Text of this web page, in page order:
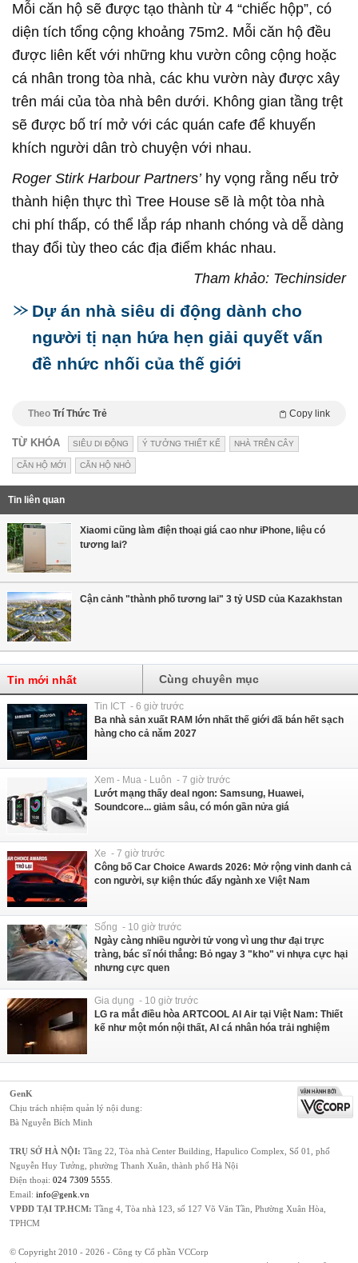
Mỗi căn hộ sẽ được tạo thành từ 4 “chiếc hộp”, có
diện tích tổng cộng khoảng 75m2. Mỗi căn hộ đều
được liên kết với những khu vườn công cộng hoặc
cá nhân trong tòa nhà, các khu vườn này được xây
trên mái của tòa nhà bên dưới. Không gian tầng trệt
sẽ được bố trí mở với các quán cafe để khuyến
khích người dân trò chuyện với nhau.
Roger Stirk Harbour Partners’hy vọng rằng nếu trở
thành hiện thực thì Tree House sẽ là một tòa nhà
chi phí thấp, có thể lắp ráp nhanh chóng và dễ dàng
thay đổi tùy theo các địa điểm khác nhau.
Tham khảo: Techinsider
Dự án nhà siêu di động dành cho
người tị nạn hứa hẹn giải quyết vấn
đề nhức nhối của thế giới
Theo Trí Thức Trẻ Copy link
TỪ KHÓA SIÊU DI ĐỘNG Ý TƯỞNG THIẾT KẾ NHÀ TRÊN CÂY
CĂN HỘ MỚI CĂN HỘ NHỎ
Tin liên quan
Xiaomi cũng làm điện thoại giá cao như iPhone, liệu có
tương lai?
Cận cảnh "thành phố tương lai" 3 tỷ USD của Kazakhstan
Tin mới nhất Cùng chuyên mục
Tin ICT - 6 giờ trước
Ba nhà sản xuất RAM lớn nhất thế giới đã bán hết sạch
hàng cho cả năm 2027
Xem - Mua - Luôn - 7 giờ trước
Lướt mạng thấy deal ngon: Samsung, Huawei,
Soundcore... giảm sâu, có món gần nửa giá
Xe - 7 giờ trước
Công bố Car Choice Awards 2026: Mở rộng vinh danh cả
con người, sự kiện thúc đẩy ngành xe Việt Nam
Sống - 10 giờ trước
Ngày càng nhiều người tử vong vì ung thư đại trực
tràng, bác sĩ nói thẳng: Bỏ ngay 3 "kho" vi nhựa cực hại
nhưng cực quen
Gia dụng - 10 giờ trước
LG ra mắt điều hòa ARTCOOL AI Air tại Việt Nam: Thiết
kế như một món nội thất, AI cá nhân hóa trải nghiệm
GenK
Chịu trách nhiệm quản lý nội dung:
Bà Nguyễn Bích Minh
TRỤ SỞ HÀ NỘI: Tầng 22, Tòa nhà Center Building, Hapulico Complex, Số 01, phố
Nguyễn Huy Tưởng, phường Thanh Xuân, thành phố Hà Nội
Điện thoại: 024 7309 5555
Email: info@genk.vn
VPĐD TẠI TP.HCM: Tầng 4, Tòa nhà 123, số 127 Võ Văn Tần, Phường Xuân Hòa,
TPHCM
© Copyright 2010 - 2026 - Công ty Cổ phần VCCorp